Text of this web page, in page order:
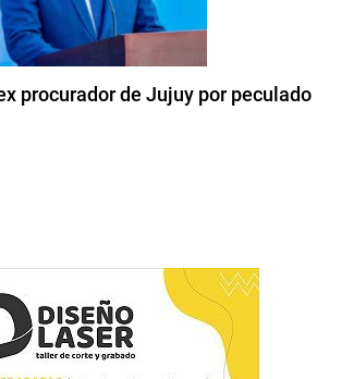
procurador de Jujuy por peculado